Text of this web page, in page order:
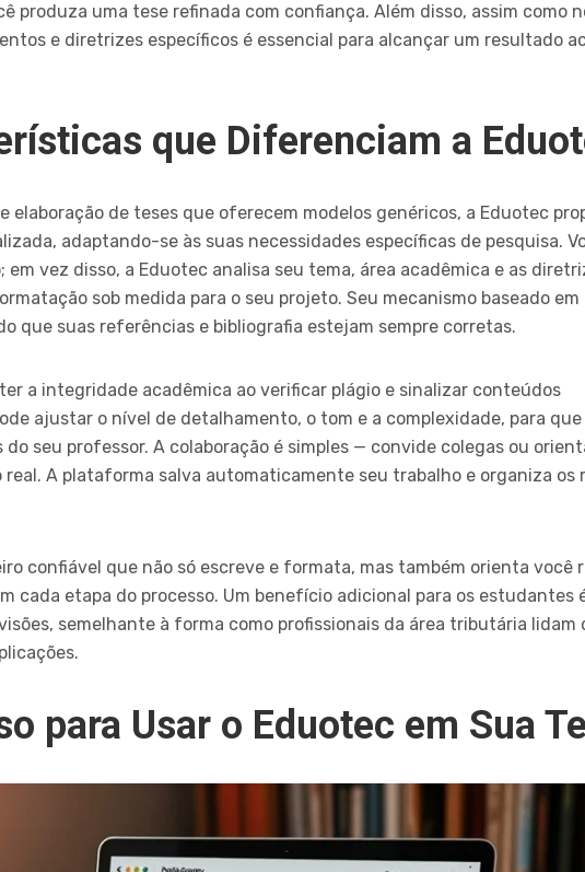
produza uma tese refinada com confiança. Além disso, assim como
e diretrizes específicos é essencial para alcançar um resultado
que Diferenciam a
de teses que oferecem modelos genéricos, a Eduotec
adaptando-se às suas necessidades específicas de pesquisa.
em vez disso, a Eduotec analisa seu tema, área acadêmica e as
sob medida para o seu projeto. Seu mecanismo baseado em
que suas referências e bibliografia estejam sempre corretas.
a integridade acadêmica ao verificar plágio e sinalizar conteúdos
ajustar o nível de detalhamento, o tom e a complexidade, para
seu professor. A colaboração é simples — convide colegas ou
A plataforma salva automaticamente seu trabalho e organiza os
confiável que não só escreve e formata, mas também orienta você
cada etapa do processo. Um benefício adicional para os estudantes
semelhante à forma como profissionais da área tributária lidam
para Usar o Eduotec em Sua